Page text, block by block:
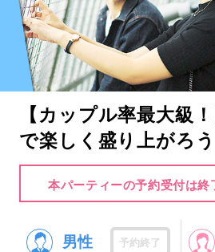
【カップル率最大級
で楽しく盛り上がろう
本パーティーの予約受付は終
男性 予約終了